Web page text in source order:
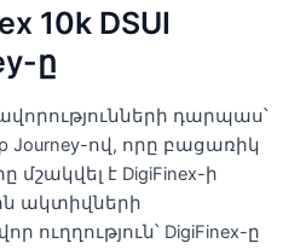
10k DSUI
ը
դարպաս՝
Journey-ով, որը բացառիկ
է DigiFinex-ի
ակտիվների
DigiFinex-ը